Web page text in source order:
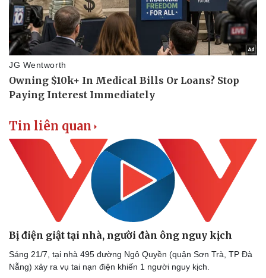
Tin liên quan
Bị điện giật tại nhà, người đàn ông nguy kịch
Sáng 21/7, tại nhà 495 đường Ngô Quyền (quận Sơn Trà, TP Đà
Nẵng) xảy ra vụ tai nạn điện khiến 1 người nguy kịch.